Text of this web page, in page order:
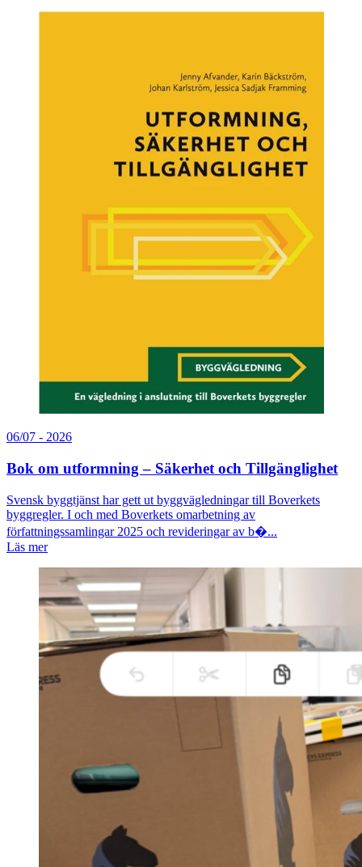
06/07 - 2026
Bok om utformning – Säkerhet och Tillgänglighet
Svensk byggtjänst har gett ut byggvägledningar till Boverkets
byggregler. I och med Boverkets omarbetning av
författningssamlingar 2025 och revideringar av b�...
Läs mer